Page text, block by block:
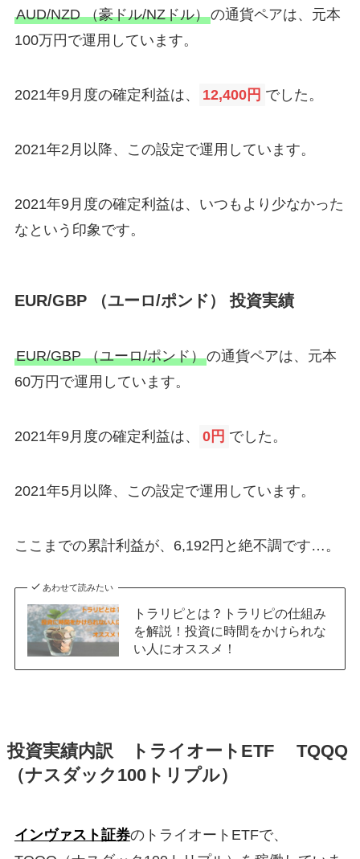
AUD/NZD （豪ドル/NZドル）の通貨ペアは、元本
100万円で運用しています。
2021年9月度の確定利益は、 12,400円 でした。
2021年2月以降、この設定で運用しています。
2021年9月度の確定利益は、いつもより少なかった
なという印象です。
EUR/GBP （ユーロ/ポンド） 投資実績
EUR/GBP （ユーロ/ポンド）の通貨ペアは、元本
60万円で運用しています。
2021年9月度の確定利益は、 0円 でした。
2021年5月以降、この設定で運用しています。
ここまでの累計利益が、6,192円と絶不調です…。
あわせて読みたい
トラリピとは？トラリピの仕組み
を解説！投資に時間をかけられな
い人にオススメ！
投資実績内訳 トライオートETF TQQQ
（ナスダック100トリプル）
インヴァスト証券のトライオートETFで、